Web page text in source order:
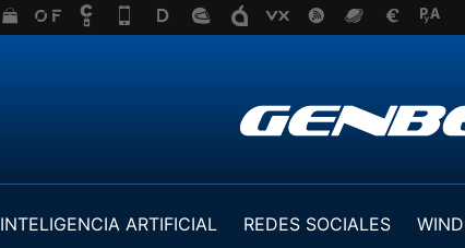
INTELIGENCIA ARTIFICIAL REDES SOCIALES